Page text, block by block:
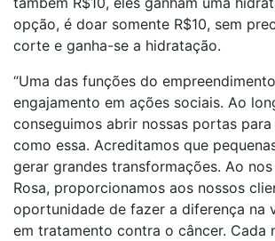
opção, é doar somente R$10, sem
corte e ganha-se a hidratação.
“Uma das funções do
engajamento em ações sociais. Ao
conseguimos abrir nossas portas para
como essa. Acreditamos que
gerar grandes transformações. Ao
Rosa, proporcionamos aos nossos
oportunidade de fazer a diferença na
em tratamento contra o câncer. Cada